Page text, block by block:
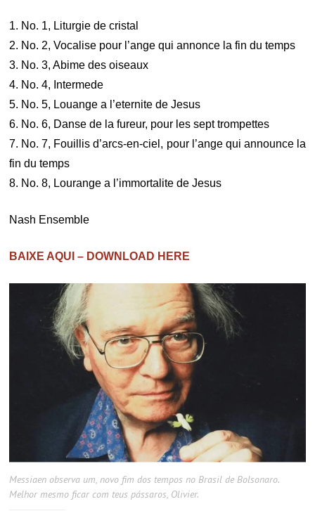
1. No. 1, Liturgie de cristal
2. No. 2, Vocalise pour l’ange qui annonce la fin du temps
3. No. 3, Abime des oiseaux
4. No. 4, Intermede
5. No. 5, Louange a l’eternite de Jesus
6. No. 6, Danse de la fureur, pour les sept trompettes
7. No. 7, Fouillis d’arcs-en-ciel, pour l’ange qui announce la
fin du temps
8. No. 8, Lourange a l’immortalite de Jesus
Nash Ensemble
BAIXE AQUI – DOWNLOAD HERE
Messiaen observa um, novo fim dos tempos no Brasil de Bolsonaro.
Melhor mesmo ficar com teus pássaros, Olivier.